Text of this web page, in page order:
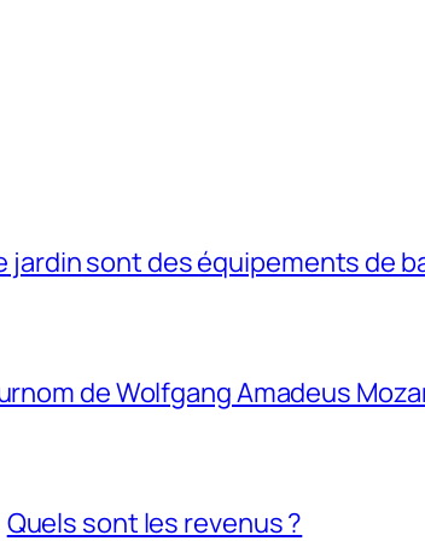
jardin sont des équipements de
de Wolfgang Amadeus
Quels sont les revenus ?